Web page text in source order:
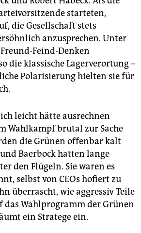
starteten,
die Gesellschaft stets
anzusprechen. Unter
Feind-Denken
die klassische Lagerverortung –
Polarisierung hielten sie für
leicht hätte ausrechnen
Wahlkampf brutal zur Sache
die Grünen offenbar kalt
Baerbock hatten lange
den Flügeln. Sie waren es
selbst von CEOs hofiert zu
überrascht, wie aggressiv Teile
das Wahlprogramm der Grünen
ein Stratege ein.